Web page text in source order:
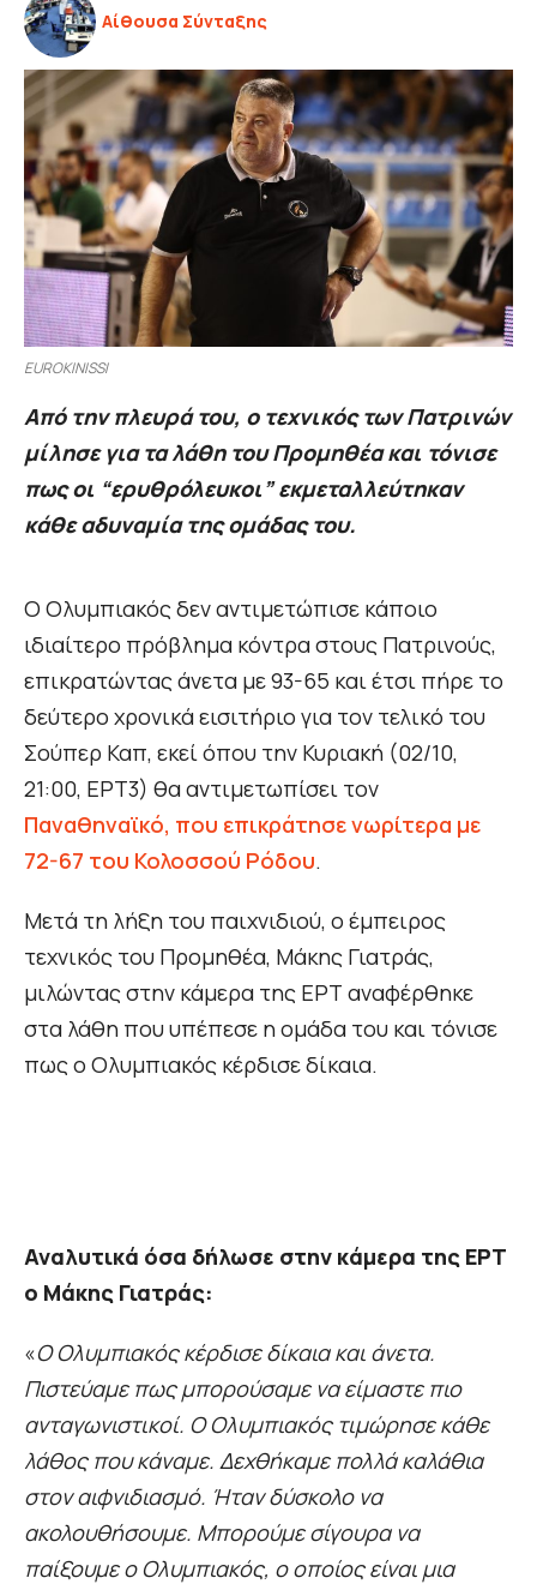
Αίθουσα Σύνταξης
EUROKINISSI
Από την πλευρά του, ο τεχνικός των Πατρινών
μίλησε για τα λάθη του Προμηθέα και τόνισε
πως οι “ερυθρόλευκοι” εκμεταλλεύτηκαν
κάθε αδυναμία της ομάδας του.
Ο Ολυμπιακός δεν αντιμετώπισε κάποιο
ιδιαίτερο πρόβλημα κόντρα στους Πατρινούς,
επικρατώντας άνετα με 93-65 και έτσι πήρε το
δεύτερο χρονικά εισιτήριο για τον τελικό του
Σούπερ Καπ, εκεί όπου την Κυριακή (02/10,
21:00, ΕΡΤ3) θα αντιμετωπίσει τον
Παναθηναϊκό, που επικράτησε νωρίτερα με
72-67 του Κολοσσού Ρόδου.
Μετά τη λήξη του παιχνιδιού, ο έμπειρος
τεχνικός του Προμηθέα, Μάκης Γιατράς,
μιλώντας στην κάμερα της ΕΡΤ αναφέρθηκε
στα λάθη που υπέπεσε η ομάδα του και τόνισε
πως ο Ολυμπιακός κέρδισε δίκαια.
Αναλυτικά όσα δήλωσε στην κάμερα της ΕΡΤ
ο Μάκης Γιατράς:
«Ο Ολυμπιακός κέρδισε δίκαια και άνετα.
Πιστεύαμε πως μπορούσαμε να είμαστε πιο
ανταγωνιστικοί. Ο Ολυμπιακός τιμώρησε κάθε
λάθος που κάναμε. Δεχθήκαμε πολλά καλάθια
στον αιφνιδιασμό. Ήταν δύσκολο να
ακολουθήσουμε. Μπορούμε σίγουρα να
παίξουμε ο Ολυμπιακός, ο οποίος είναι μια